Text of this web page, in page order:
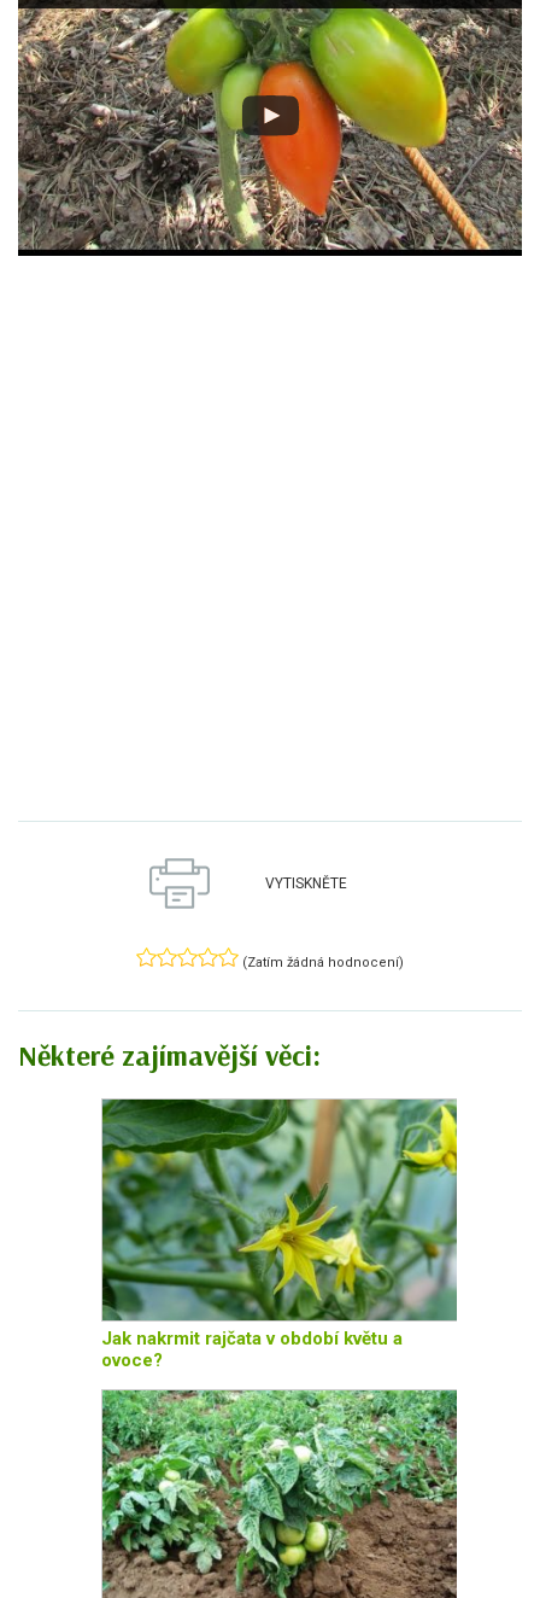
VYTISKNĚTE
(Zatím žádná hodnocení)
Některé zajímavější věci:
Jak nakrmit rajčata v období květu a
ovoce?